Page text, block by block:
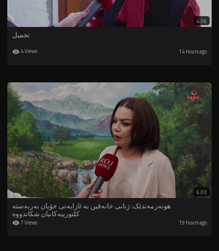
4:06
تجميل
4 Views 14 hours ago
6:03
هونەرمەندێک: ژنانی خانەقین بە ئازایەتی خۆیان بەربەستە
کلتورییەکانیان شکاندووە
7 Views 19 hours ago